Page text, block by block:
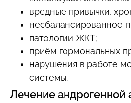
вредные привычки,
несбалансированное
патологии ЖКТ;
приём гормональных
нарушения в работе
системы.
Лечение андрогенной